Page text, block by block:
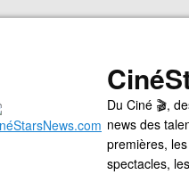
Du Ciné 🎬,
news des
premières,
spectacles,